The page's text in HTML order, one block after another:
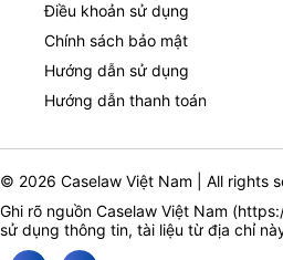
Điều khoản sử dụng
Chính sách bảo mật
Hướng dẫn sử dụng
Hướng dẫn thanh toán
© 2026 Caselaw Việt Nam | All rights
Ghi rõ nguồn Caselaw Việt Nam (
sử dụng thông tin, tài liệu từ địa chỉ